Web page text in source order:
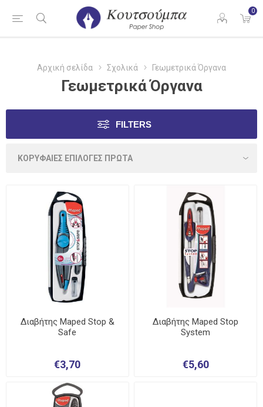
0
Αρχική σελίδα Σχολικά Γεωμετρικά Όργανα
Γεωμετρικά Όργανα
FILTERS
Διαβήτης Maped Stop &
Safe
€3,70
Διαβήτης Maped Stop
System
€5,60